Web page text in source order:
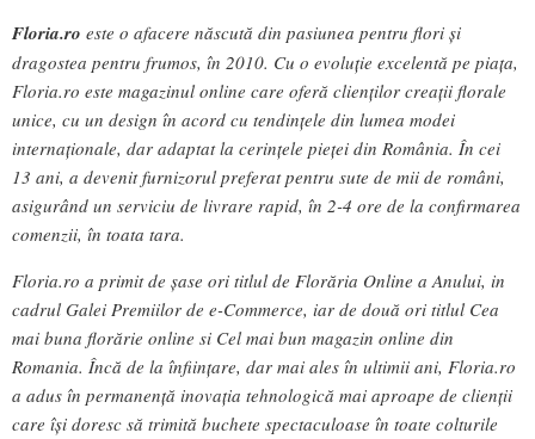
Floria.ro este o afacere născută din pasiunea pentru flori și
dragostea pentru frumos, în 2010. Cu o evoluție excelentă pe piața,
Floria.ro este magazinul online care oferă clienților creații florale
unice, cu un design în acord cu tendințele din lumea modei
internaționale, dar adaptat la cerințele pieței din România. În cei
13 ani, a devenit furnizorul preferat pentru sute de mii de români,
asigurând un serviciu de livrare rapid, în 2-4 ore de la confirmarea
comenzii, în toata tara.
Floria.ro a primit de șase ori titlul de Florăria Online a Anului, in
cadrul Galei Premiilor de e-Commerce, iar de două ori titlul Cea
mai buna florărie online si Cel mai bun magazin online din
Romania. Încă de la înființare, dar mai ales în ultimii ani, Floria.ro
a adus în permanență inovația tehnologică mai aproape de clienții
care își doresc să trimită buchete spectaculoase în toate colturile